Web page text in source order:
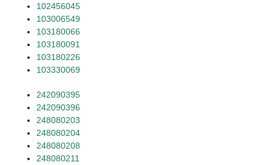
102456045
103006549
103180066
103180091
103180226
103330069
242090395
242090396
248080203
248080204
248080208
248080211